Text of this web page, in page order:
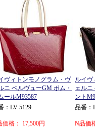
ヴィトンモノグラム・ヴ
ニ ベルヴューGM ポム・
ールM93587
ルイヴ
ェル
ント
：LV-5129
価格： 17,500円
品番：
N品価